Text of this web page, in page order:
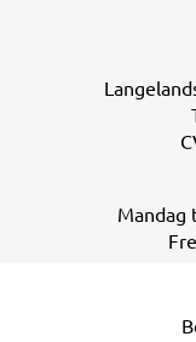
Mandag